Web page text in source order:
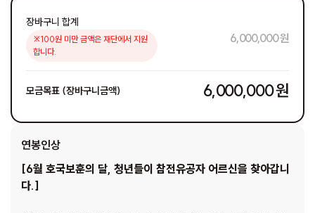
장바구니 합계
※100원 미만 금액은 재단에서 지원
합니다.
6,000,000 원
모금목표 (장바구니금액) 6,000,000 원
연봉인상
[6월 호국보훈의 달, 청년들이 참전유공자 어르신을 찾아갑니
다.]